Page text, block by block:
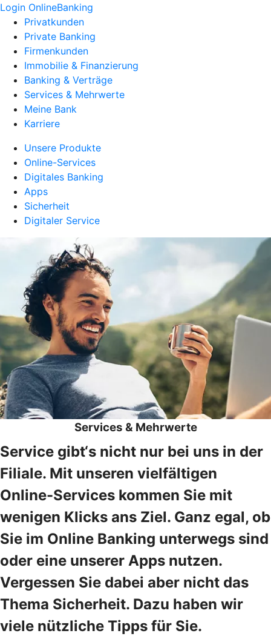
Login OnlineBanking
Privatkunden
Private Banking
Firmenkunden
Immobilie & Finanzierung
Banking & Verträge
Services & Mehrwerte
Meine Bank
Karriere
Unsere Produkte
Online-Services
Digitales Banking
Apps
Sicherheit
Digitaler Service
Services & Mehrwerte
Service gibt‘s nicht nur bei uns in der
Filiale. Mit unseren vielfältigen
Online-Services kommen Sie mit
wenigen Klicks ans Ziel. Ganz egal, ob
Sie im Online Banking unterwegs sind
oder eine unserer Apps nutzen.
Vergessen Sie dabei aber nicht das
Thema Sicherheit. Dazu haben wir
viele nützliche Tipps für Sie.